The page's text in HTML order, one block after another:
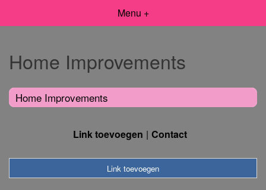
Menu +
Home Improvements
Home Improvements
Link toevoegen Contact
Link toevoegen